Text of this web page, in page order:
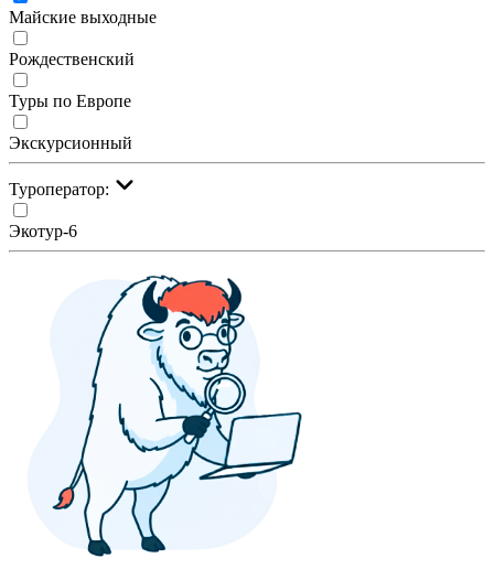
Майские выходные
Рождественский
Туры по Европе
Экскурсионный
Туроператор:
Экотур-6